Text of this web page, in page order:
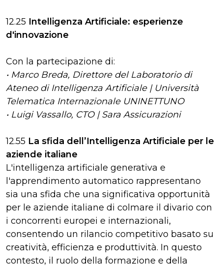
12.25 Intelligenza Artificiale: esperienze
d'innovazione
Con la partecipazione di:
• Marco Breda, Direttore del Laboratorio di
Ateneo di Intelligenza Artificiale | Università
Telematica Internazionale UNINETTUNO
• Luigi Vassallo, CTO | Sara Assicurazioni
12.55 La sfida dell’Intelligenza Artificiale per le
aziende italiane
L'intelligenza artificiale generativa e
l'apprendimento automatico rappresentano
sia una sfida che una significativa opportunità
per le aziende italiane di colmare il divario con
i concorrenti europei e internazionali,
consentendo un rilancio competitivo basato su
creatività, efficienza e produttività. In questo
contesto, il ruolo della formazione e della